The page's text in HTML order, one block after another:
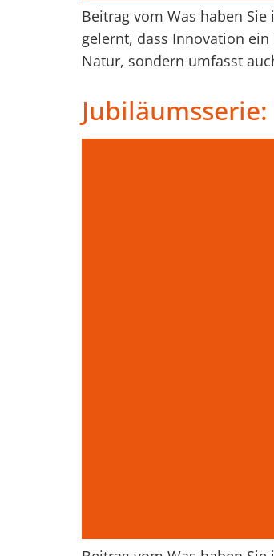
Beitrag vom Was haben
gelernt, dass Innovation
Natur, sondern umfasst